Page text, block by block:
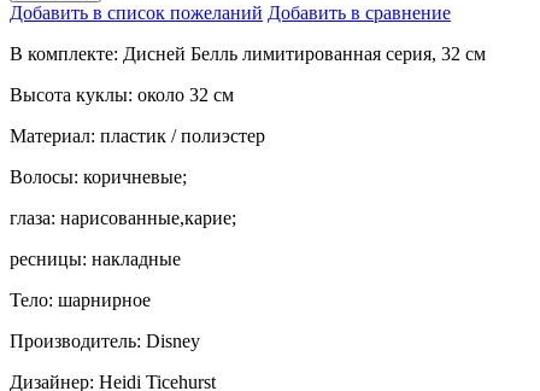
Добавить в список пожеланий Добавить в сравнение
В комплекте: Дисней Белль лимитированная серия, 32 см
Высота куклы: около 32 см
Материал: пластик / полиэстер
Волосы: коричневые;
глаза: нарисованные,карие;
ресницы: накладные
Тело: шарнирное
Производитель: Disney
Дизайнер: Heidi Ticehurst